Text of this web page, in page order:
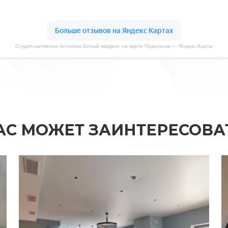
Студия натяжных потолков Белый квадрат на карте Подольска — Яндекс.Карты
МОЖЕТ